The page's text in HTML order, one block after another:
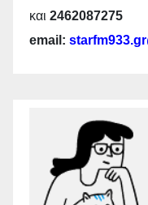
και 2462087275
email: